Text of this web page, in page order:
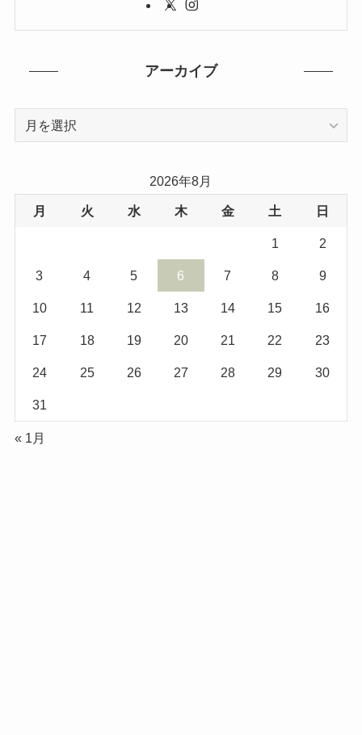
アーカイブ
ブ
2026年8月
月 火 水 木 金 土 日
1 2
3 4 5 6 7 8 9
10 11 12 13 14 15 16
17 18 19 20 21 22 23
24 25 26 27 28 29 30
31
« 1月